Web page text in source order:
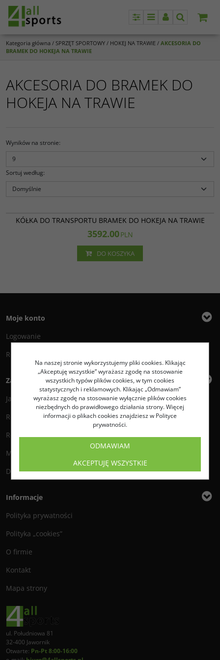
PanelMenuPanelSzukaj
Kategoria główna / SPRZĘT SPORTOWY / HOKEJ NA TRAWIE / AKCESORIA DO
BRAMEK DO HOKEJA NA TRAWIE
AKCESORIA DO BRAMEK DO
HOKEJA NA TRAWIE
Wyników na stronie:
Sortuj według:
KÓŁKA DO TRANSPORTU BRAMEK DO HOKEJA NA TRAWIE
3592.00PLN
DO KOSZYKA
Moje konto
Logowanie
Rejestracja
Zakupy
Jak zamawiać?
Regulamin
Reklamacje i zwroty
Metody płatności
Dostawa
Informacje
Polityka prywatności
Polityka „cookies”
O firmie
Kontakt
Mapa strony
ul. Południowa 81
32-400 Jawornik
Otwarte: Pn-Pt 8:00-16:00
Na naszej stronie wykorzystujemy pliki cookies. Klikając
„Akceptuję wszystkie” wyrażasz zgodę na stosowanie
wszystkich typów plików cookies, w tym cookies
statystycznych i reklamowych. Klikając „Odmawiam”
wyrażasz zgodę na stosowanie wyłącznie plików cookies
niezbędnych do prawidłowego działania strony. Więcej
informacji o plikach cookies znajdziesz w Polityce
prywatności.
ODMAWIAM
AKCEPTUJĘ WSZYSTKIE